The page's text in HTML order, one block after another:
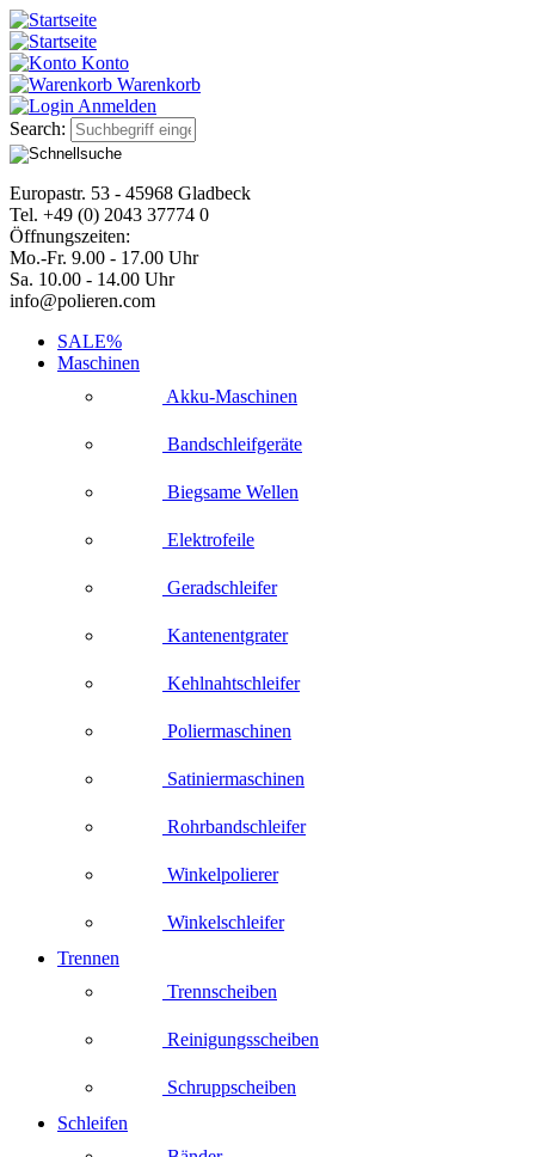
Konto
Warenkorb
Anmelden
Search:
Europastr. 53 - 45968 Gladbeck
Tel. +49 (0) 2043 37774 0
Öffnungszeiten:
Mo.-Fr. 9.00 - 17.00 Uhr
Sa. 10.00 - 14.00 Uhr
info@polieren.com
SALE%
Maschinen
Akku-Maschinen
Bandschleifgeräte
Biegsame Wellen
Elektrofeile
Geradschleifer
Kantenentgrater
Kehlnahtschleifer
Poliermaschinen
Satiniermaschinen
Rohrbandschleifer
Winkelpolierer
Winkelschleifer
Trennen
Trennscheiben
Reinigungsscheiben
Schruppscheiben
Schleifen